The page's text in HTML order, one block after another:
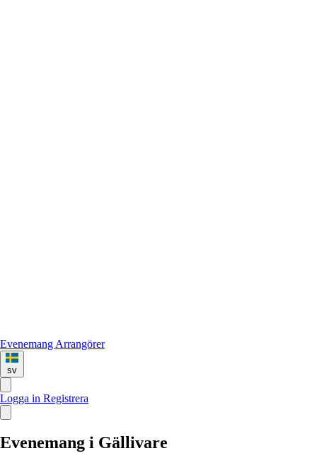
Evenemang Arrangörer
sv
Logga in Registrera
Evenemang i Gällivare